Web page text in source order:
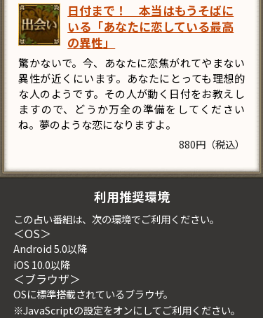
日付まで！ 本当はもうそばに
いる「あなたに恋している最高
の異性」
驚かないで。今、あなたに恋焦がれてやまない
異性が近くにいます。あなたにとっても理想的
な人のようです。その人が動く日付をお教えし
ますので、どうか万全の準備をしてください
ね。夢のような恋になりますよ。
880円（税込）
利用推奨環境
この占い番組は、次の環境でご利用ください。
＜OS＞
Android 5.0以降
iOS 10.0以降
＜ブラウザ＞
OSに標準搭載されているブラウザ。
※JavaScriptの設定をオンにしてご利用ください。